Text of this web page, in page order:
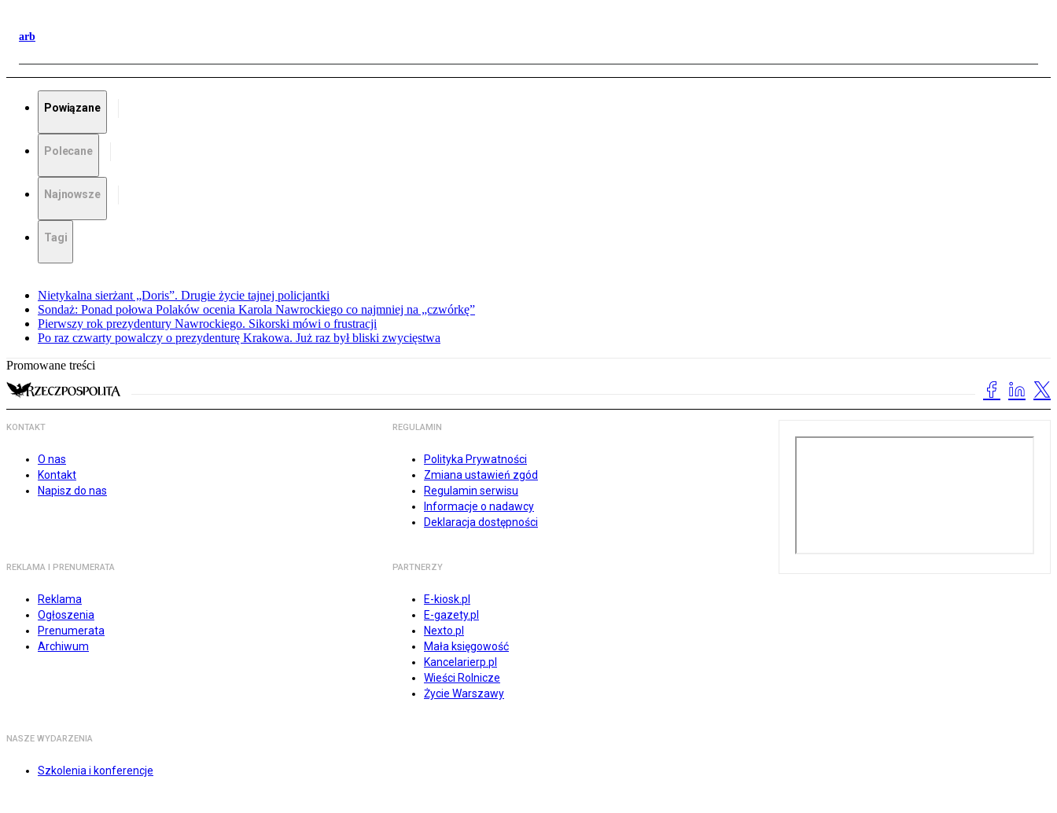
arb
Powiązane
Polecane
Najnowsze
Tagi
Nietykalna sierżant „Doris”. Drugie życie tajnej policjantki
Sondaż: Ponad połowa Polaków ocenia Karola Nawrockiego co najmniej na „czwórkę”
Pierwszy rok prezydentury Nawrockiego. Sikorski mówi o frustracji
Po raz czwarty powalczy o prezydenturę Krakowa. Już raz był bliski zwycięstwa
Promowane treści
KONTAKT
O nas
Kontakt
Napisz do nas
REGULAMIN
Polityka Prywatności
Zmiana ustawień zgód
Regulamin serwisu
Informacje o nadawcy
Deklaracja dostępności
REKLAMA I PRENUMERATA
Reklama
Ogłoszenia
Prenumerata
Archiwum
PARTNERZY
E-kiosk.pl
E-gazety.pl
Nexto.pl
Mała księgowość
Kancelarierp.pl
Wieści Rolnicze
Życie Warszawy
NASZE WYDARZENIA
Szkolenia i konferencje